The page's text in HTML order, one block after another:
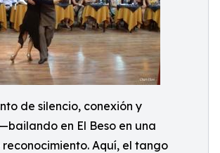
de silencio, conexión y
en El Beso en una
reconocimiento. Aquí, el tango